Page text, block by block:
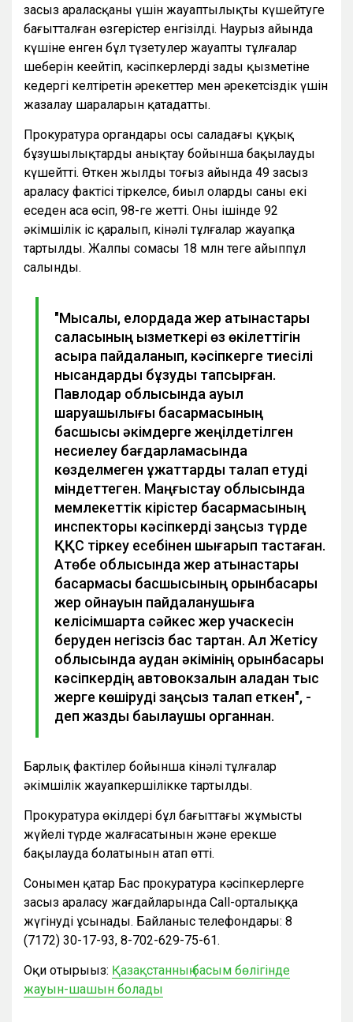
заңсыз араласқаны үшін жауаптылықты күшейтуге
бағытталған өзгерістер енгізілді. Наурыз айында
күшіне енген бұл түзетулер жауапты тұлғалар
шеңберін кеңейтіп, кәсіпкерлердің заңды қызметіне
кедергі келтіретін әрекеттер мен әрекетсіздік үшін
жазалау шараларын қатаңдатты.
Прокуратура органдары осы саладағы құқық
бұзушылықтарды анықтау бойынша бақылауды
күшейтті. Өткен жылдың тоғыз айында 49 заңсыз
араласу фактісі тіркелсе, биыл олардың саны екі
еседен аса өсіп, 98-ге жетті. Оның ішінде 92
әкімшілік іс қаралып, кінәлі тұлғалар жауапқа
тартылды. Жалпы сомасы 18 млн теңге айыппұл
салынды.
"Мысалы, елордада жер қатынастары
саласының қызметкері өз өкілеттігін
асыра пайдаланып, кәсіпкерге тиесілі
нысандарды бұзуды тапсырған.
Павлодар облысында ауыл
шаруашылығы басқармасының
басшысы әкімдерге жеңілдетілген
несиелеу бағдарламасында
көзделмеген құжаттарды талап етуді
міндеттеген. Маңғыстау облысында
мемлекеттік кірістер басқармасының
инспекторы кәсіпкерді заңсыз түрде
ҚҚС тіркеу есебінен шығарып тастаған.
Ақтөбе облысында жер қатынастары
басқармасы басшысының орынбасары
жер қойнауын пайдаланушыға
келісімшартқа сәйкес жер учаскесін
беруден негізсіз бас тартқан. Ал Жетісу
облысында аудан әкімінің орынбасары
кәсіпкердің автовокзалын қаладан тыс
жерге көшіруді заңсыз талап еткен", -
деп жазды бақылаушы органнан.
Барлық фактілер бойынша кінәлі тұлғалар
әкімшілік жауапкершілікке тартылды.
Прокуратура өкілдері бұл бағыттағы жұмыстың
жүйелі түрде жалғасатынын және ерекше
бақылауда болатынын атап өтті.
Сонымен қатар Бас прокуратура кәсіпкерлерге
заңсыз араласу жағдайларында Call-орталыққа
жүгінуді ұсынады. Байланыс телефондары: 8
(7172) 30-17-93, 8-702-629-75-61.
Оқи отырыңыз: Қазақстанның басым бөлігінде
жауын-шашын болады